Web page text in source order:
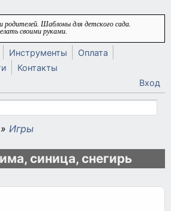
содержанию
родителей. Шаблоны для детского сада.
своими руками.
Инструменты
Оплата
Контакты
Вход
» Игры
синица, снегирь